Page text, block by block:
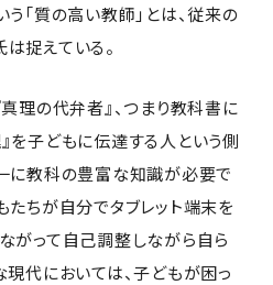
「質の高い教師」とは、従来の
捉えている。
理の代弁者』、つまり教科書に
を子どもに伝達する人という側
に教科の豊富な知識が必要で
たちが自分でタブレット端末を
がって自己調整しながら自ら
現代においては、子どもが困っ